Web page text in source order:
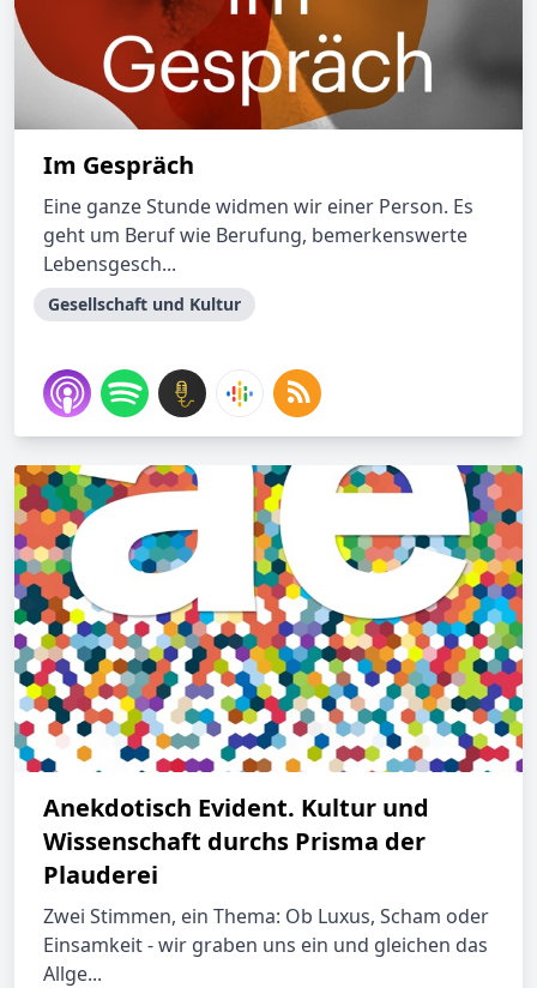
Im Gespräch
Eine ganze Stunde widmen wir einer Person. Es
geht um Beruf wie Berufung, bemerkenswerte
Lebensgesch...
Gesellschaft und Kultur
Anekdotisch Evident. Kultur und
Wissenschaft durchs Prisma der
Plauderei
Zwei Stimmen, ein Thema: Ob Luxus, Scham oder
Einsamkeit - wir graben uns ein und gleichen das
Allge...